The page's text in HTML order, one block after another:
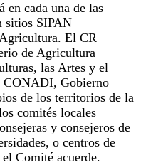
en cada una de las
sitios SIPAN
El CR
de Agricultura
las Artes y el
CONADI, Gobierno
de los territorios de la
comités locales
y consejeros de
o centros de
Comité acuerde.